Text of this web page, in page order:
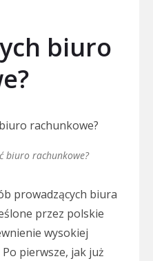
biuro
biuro rachunkowe?
prowadzących biura
przez polskie
wysokiej
pierwsze, jak już